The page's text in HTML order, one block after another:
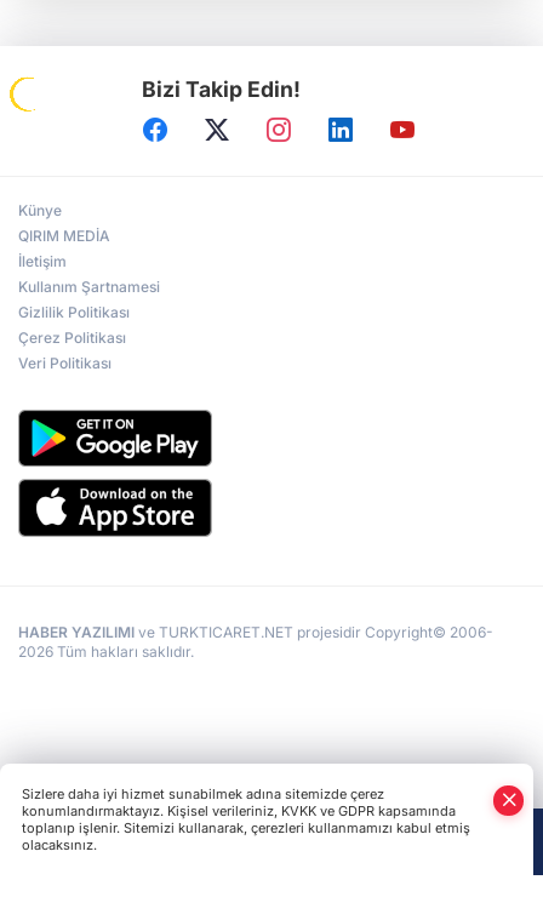
Bizi Takip Edin!
Künye
QIRIM MEDİA
İletişim
Kullanım Şartnamesi
Gizlilik Politikası
Çerez Politikası
Veri Politikası
HABER YAZILIMI ve TURKTICARET.NET projesidir Copyright© 2006-
2026 Tüm hakları saklıdır.
Sizlere daha iyi hizmet sunabilmek adına sitemizde çerez
konumlandırmaktayız. Kişisel verileriniz, KVKK ve GDPR kapsamında
toplanıp işlenir. Sitemizi kullanarak, çerezleri kullanmamızı kabul etmiş
olacaksınız.